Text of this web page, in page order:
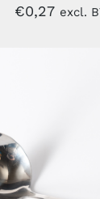
€0,27 excl.